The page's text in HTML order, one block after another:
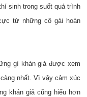
sinh trong suốt quá trình
từ những cô gái hoàn
gì khán giả được xem
nhất. Vì vậy cảm xúc
khán giả cũng hiểu hơn